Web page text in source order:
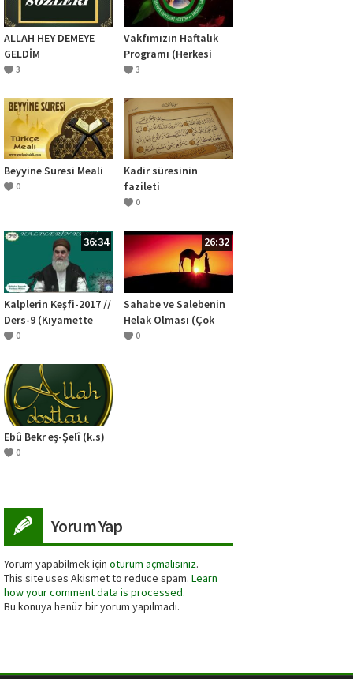
ALLAH HEY DEMEYE
GELDİM
3
Vakfımızın Haftalık
Programı (Herkesi
Bekleriz)
3
Beyyine Suresi Meali
0
Kadir süresinin
fazileti
0
36:34
Kalplerin Keşfi-2017 //
Ders-9 (Kıyamette
Mahlukat Arasında
0
26:32
Sahabe ve Salebenin
Helak Olması (Çok
Büyük İbretlik Bir
0
Ebû Bekr eş-Şelî (k.s)
0
Yorum Yap
Yorum yapabilmek için oturum açmalısınız.
This site uses Akismet to reduce spam. Learn
how your comment data is processed.
Bu konuya henüz bir yorum yapılmadı.